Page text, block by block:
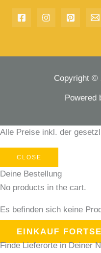
Copyright ©
Powered
Alle Preise inkl. der
CLOSE
Deine Bestellung
No products in the cart.
Es befinden sich keine
EINKAUF
Finde Lieferorte in Deiner